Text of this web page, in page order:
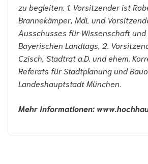
zu begleiten. 1. Vorsitzender ist
Brannekämper, MdL und
Ausschusses für Wissenschaft und
Bayerischen Landtags, 2.
Czisch, Stadtrat a.D. und ehem.
Referats für Stadtplanung und
Landeshauptstadt München
Mehr Informationen: